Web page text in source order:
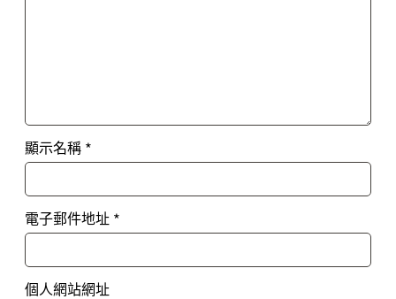
顯示名稱 *
電子郵件地址 *
個人網站網址